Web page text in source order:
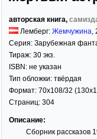
авторская книга,
Лемберг: Жемчужина,
Серия: Зарубежная
Тираж: 30 экз.
ISBN: не указан
Тип обложки: твёрдая
Формат: 70x108/32
Страниц: 304
Описание:
Сборник рассказов